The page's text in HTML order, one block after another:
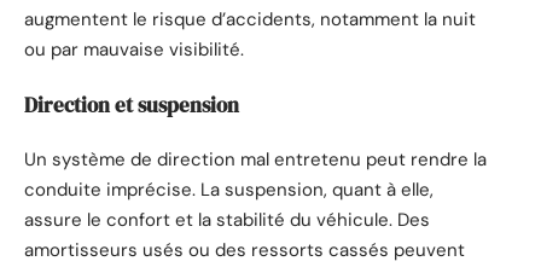
augmentent le risque d’accidents, notamment la nuit
ou par mauvaise visibilité.
Direction et suspension
Un système de direction mal entretenu peut rendre la
conduite imprécise. La suspension, quant à elle,
assure le confort et la stabilité du véhicule. Des
amortisseurs usés ou des ressorts cassés peuvent